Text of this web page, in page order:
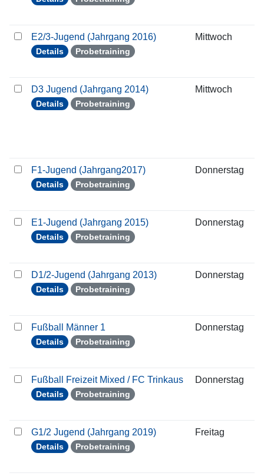
E2/3-Jugend (Jahrgang 2016)
Details Probetraining
Mittwoch
D3 Jugend (Jahrgang 2014)
Details Probetraining
Mittwoch
F1-Jugend (Jahrgang2017)
Details Probetraining
Donnerstag
E1-Jugend (Jahrgang 2015)
Details Probetraining
Donnerstag
D1/2-Jugend (Jahrgang 2013)
Details Probetraining
Donnerstag
Fußball Männer 1
Details Probetraining
Donnerstag
Fußball Freizeit Mixed / FC Trinkaus
Details Probetraining
Donnerstag
G1/2 Jugend (Jahrgang 2019)
Details Probetraining
Freitag